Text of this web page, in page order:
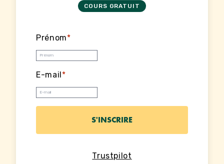
COURS GRATUIT
Prénom*
E-mail*
Trustpilot